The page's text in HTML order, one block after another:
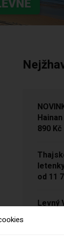
890 Kč
od 11
Levný
–